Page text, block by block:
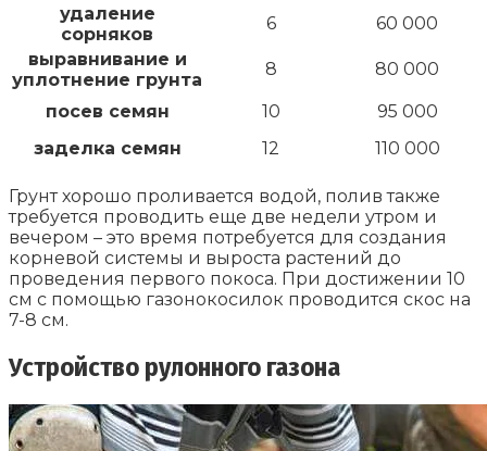
удаление
сорняков
6
60 000
выравнивание и
уплотнение грунта
8 80 000
посев семян 10
95 000
заделка семян
12 110 000
Грунт хорошо проливается водой, полив также
требуется проводить еще две недели утром и
вечером – это время потребуется для создания
корневой системы и выроста растений до
проведения первого покоса. При достижении 10
см с помощью газонокосилок проводится скос на
7-8 см.
Устройство рулонного газона